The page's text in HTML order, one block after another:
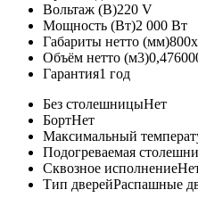
Вольтаж (В)220 V
Мощность (Вт)2 000 Вт
Габариты нетто (мм)
Объём нетто (м3)
Гарантия1 год
Без столешницыНет
БортНет
Максимальный
Подогреваемая
Сквозное исполнение
Тип дверейРаспашные